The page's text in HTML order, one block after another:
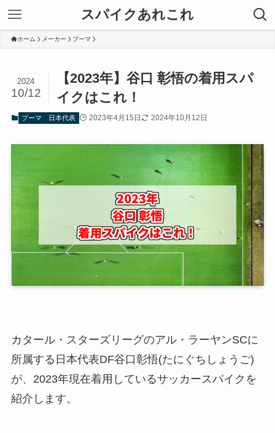
スパイクあれこれ
ホーム メーカー プーマ
【2023年】谷口 彰悟の着用スパ
イクはこれ！
2024
10/12
プーマ 日本代表 2023年4月15日 2024年10月12日
カタール・スターズリーグのアル・ラーヤンSCに
所属する日本代表DF谷口彰悟(たにぐちしょうご)
が、2023年現在着用しているサッカースパイクを
紹介します。